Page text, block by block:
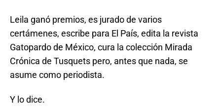
Leila ganó premios, es jurado de varios
certámenes, escribe para El País, edita la revista
Gatopardo de México, cura la colección Mirada
Crónica de Tusquets pero, antes que nada, se
asume como periodista.
Y lo dice.